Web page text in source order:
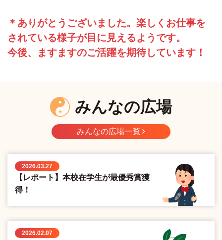
＊ありがとうございました。楽しくお仕事を
されている様子が目に見えるようです。
今後、ますますのご活躍を期待しています！
みんなの広場
みんなの広場一覧
2026.03.27
【レポート】本校在学生が最優秀賞獲
得！
2026.02.07